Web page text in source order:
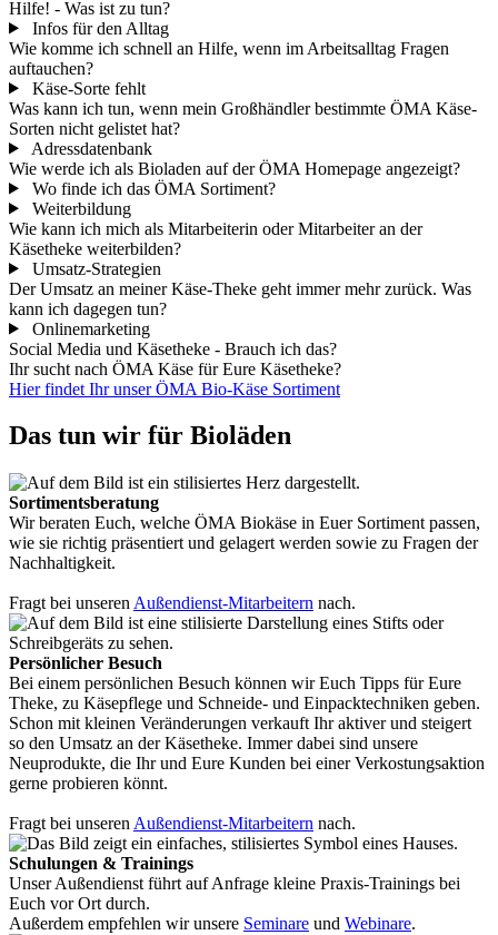
Hilfe! - Was ist zu tun?
Infos für den Alltag
Wie komme ich schnell an Hilfe, wenn im Arbeitsalltag Fragen
auftauchen?
Käse-Sorte fehlt
Was kann ich tun, wenn mein Großhändler bestimmte ÖMA Käse-
Sorten nicht gelistet hat?
Adressdatenbank
Wie werde ich als Bioladen auf der ÖMA Homepage angezeigt?
Wo finde ich das ÖMA Sortiment?
Weiterbildung
Wie kann ich mich als Mitarbeiterin oder Mitarbeiter an der
Käsetheke weiterbilden?
Umsatz-Strategien
Der Umsatz an meiner Käse-Theke geht immer mehr zurück. Was
kann ich dagegen tun?
Onlinemarketing
Social Media und Käsetheke - Brauch ich das?
Ihr sucht nach ÖMA Käse für Eure Käsetheke?
Hier findet Ihr unser ÖMA Bio-Käse Sortiment
Das tun wir für Bioläden
Sortimentsberatung
Wir beraten Euch, welche ÖMA Biokäse in Euer Sortiment passen,
wie sie richtig präsentiert und gelagert werden sowie zu Fragen der
Nachhaltigkeit.
Fragt bei unseren Außendienst-Mitarbeitern nach.
Persönlicher Besuch
Bei einem persönlichen Besuch können wir Euch Tipps für Eure
Theke, zu Käsepflege und Schneide- und Einpacktechniken geben.
Schon mit kleinen Veränderungen verkauft Ihr aktiver und steigert
so den Umsatz an der Käsetheke. Immer dabei sind unsere
Neuprodukte, die Ihr und Eure Kunden bei einer Verkostungsaktion
gerne probieren könnt.
Fragt bei unseren Außendienst-Mitarbeitern nach.
Schulungen & Trainings
Unser Außendienst führt auf Anfrage kleine Praxis-Trainings bei
Euch vor Ort durch.
Außerdem empfehlen wir unsere Seminare und Webinare.